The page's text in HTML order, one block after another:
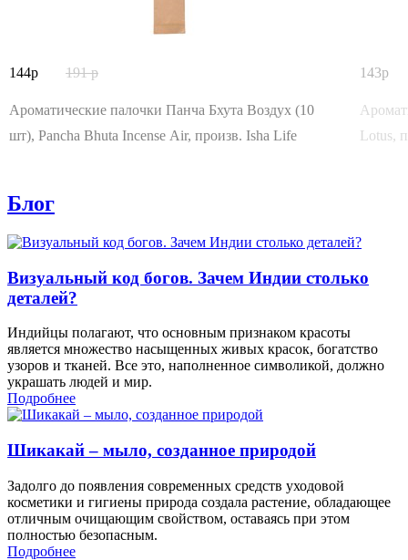
144 191
Ароматические палочки Панча Бхута Воздух (10
шт), Pancha Bhuta Incense Air, произв. Isha Life
143
Lotus,
Блог
Визуальный код богов. Зачем Индии столько
деталей?
Индийцы полагают, что основным признаком красоты
является множество насыщенных живых красок, богатство
узоров и тканей. Все это, наполненное символикой, должно
украшать людей и мир.
Подробнее
Шикакай – мыло, созданное природой
Задолго до появления современных средств уходовой
косметики и гигиены природа создала растение, обладающее
отличным очищающим свойством, оставаясь при этом
полностью безопасным.
Подробнее